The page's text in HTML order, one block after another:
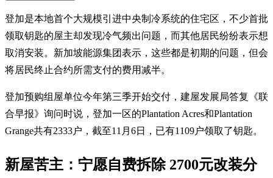
登加是本地首个大规模引进中央制冷系统的住宅区，不少首批
领取钥匙的屋主却发现冷气频出问题，而其他居民纷纷表示想
取消安装。新加坡能源集团表示，这些都是初期的问题，但会
将居民终止合约所需支付的费用减半。
登加预购组屋单位今年第三季开始交付，建屋发展局答复《联
合早报》询问时说，登加一区的Plantation Acres和Plantation
Grange共有2333户，截至11月6日，已有1109户领取了钥匙。
新屋苦主：宁愿自费拆除 2700元改装分